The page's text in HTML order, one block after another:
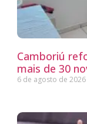
Camboriú
mais de 30
6 de agosto de 2026